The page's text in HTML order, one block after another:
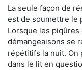
La seule façon de
est de soumettre le
Lorsque les
démangeaisons se
répétitifs la nuit. On
dans le lit en